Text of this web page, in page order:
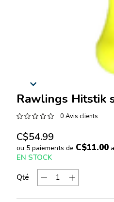
Rawlings Hitstik
0 Avis clients
C$54.99
ou 5 paiements de C$11.00
EN STOCK
Qté